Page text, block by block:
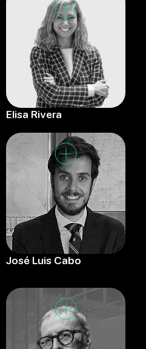
Elisa Rivera
José Luis Cabo